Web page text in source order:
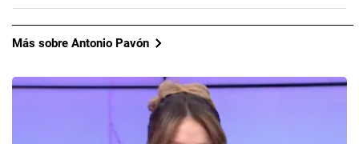
Más sobre Antonio Pavón